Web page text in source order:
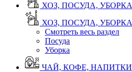
ХОЗ, ПОСУДА, УБОРКА
ХОЗ, ПОСУДА, УБОРКА
Смотреть весь раздел
Посуда
Уборка
ЧАЙ, КОФЕ, НАПИТКИ